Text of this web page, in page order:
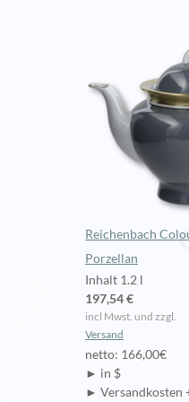
Reichenbach
Porzellan
Inhalt 1.2 l
197,54 €
incl Mwst. und zzgl.
Versand
netto: 166,00€
► in $
► Versandkosten